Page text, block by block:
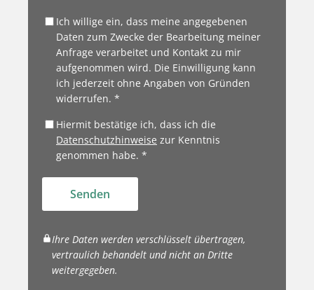
Ich willige ein, dass meine angegebenen
Daten zum Zwecke der Bearbeitung meiner
Anfrage verarbeitet und Kontakt zu mir
aufgenommen wird. Die Einwilligung kann
ich jederzeit ohne Angaben von Gründen
widerrufen. *
Hiermit bestätige ich, dass ich die
Datenschutzhinweise zur Kenntnis
genommen habe. *
Senden
Ihre Daten werden verschlüsselt übertragen,
vertraulich behandelt und nicht an Dritte
weitergegeben.